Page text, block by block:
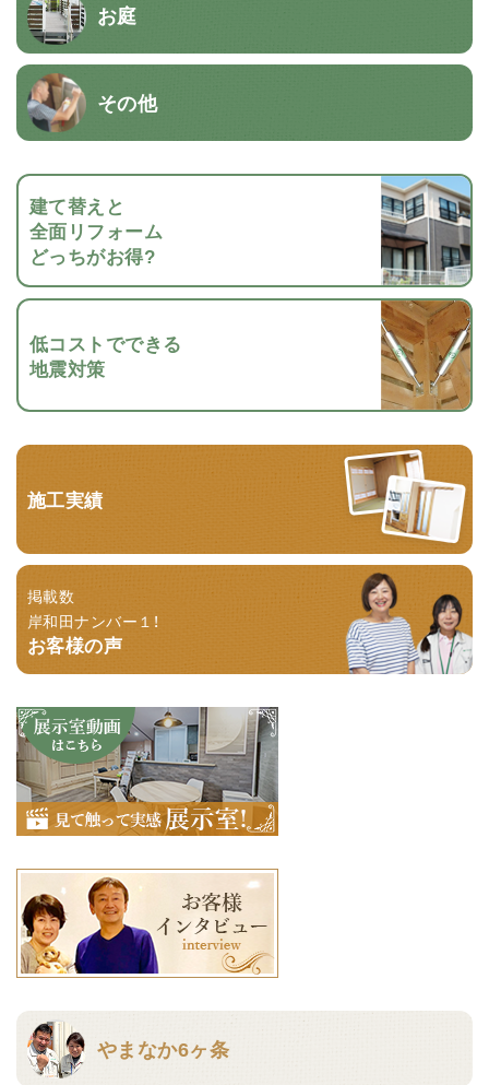
お庭
その他
建て替えと
全面リフォーム
どっちがお得?
低コストでできる
地震対策
施工実績
掲載数
岸和田ナンバー１！
お客様の声
やまなか6ヶ条